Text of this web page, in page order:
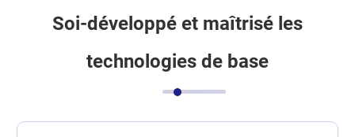
Soi-développé et maîtrisé les
technologies de base